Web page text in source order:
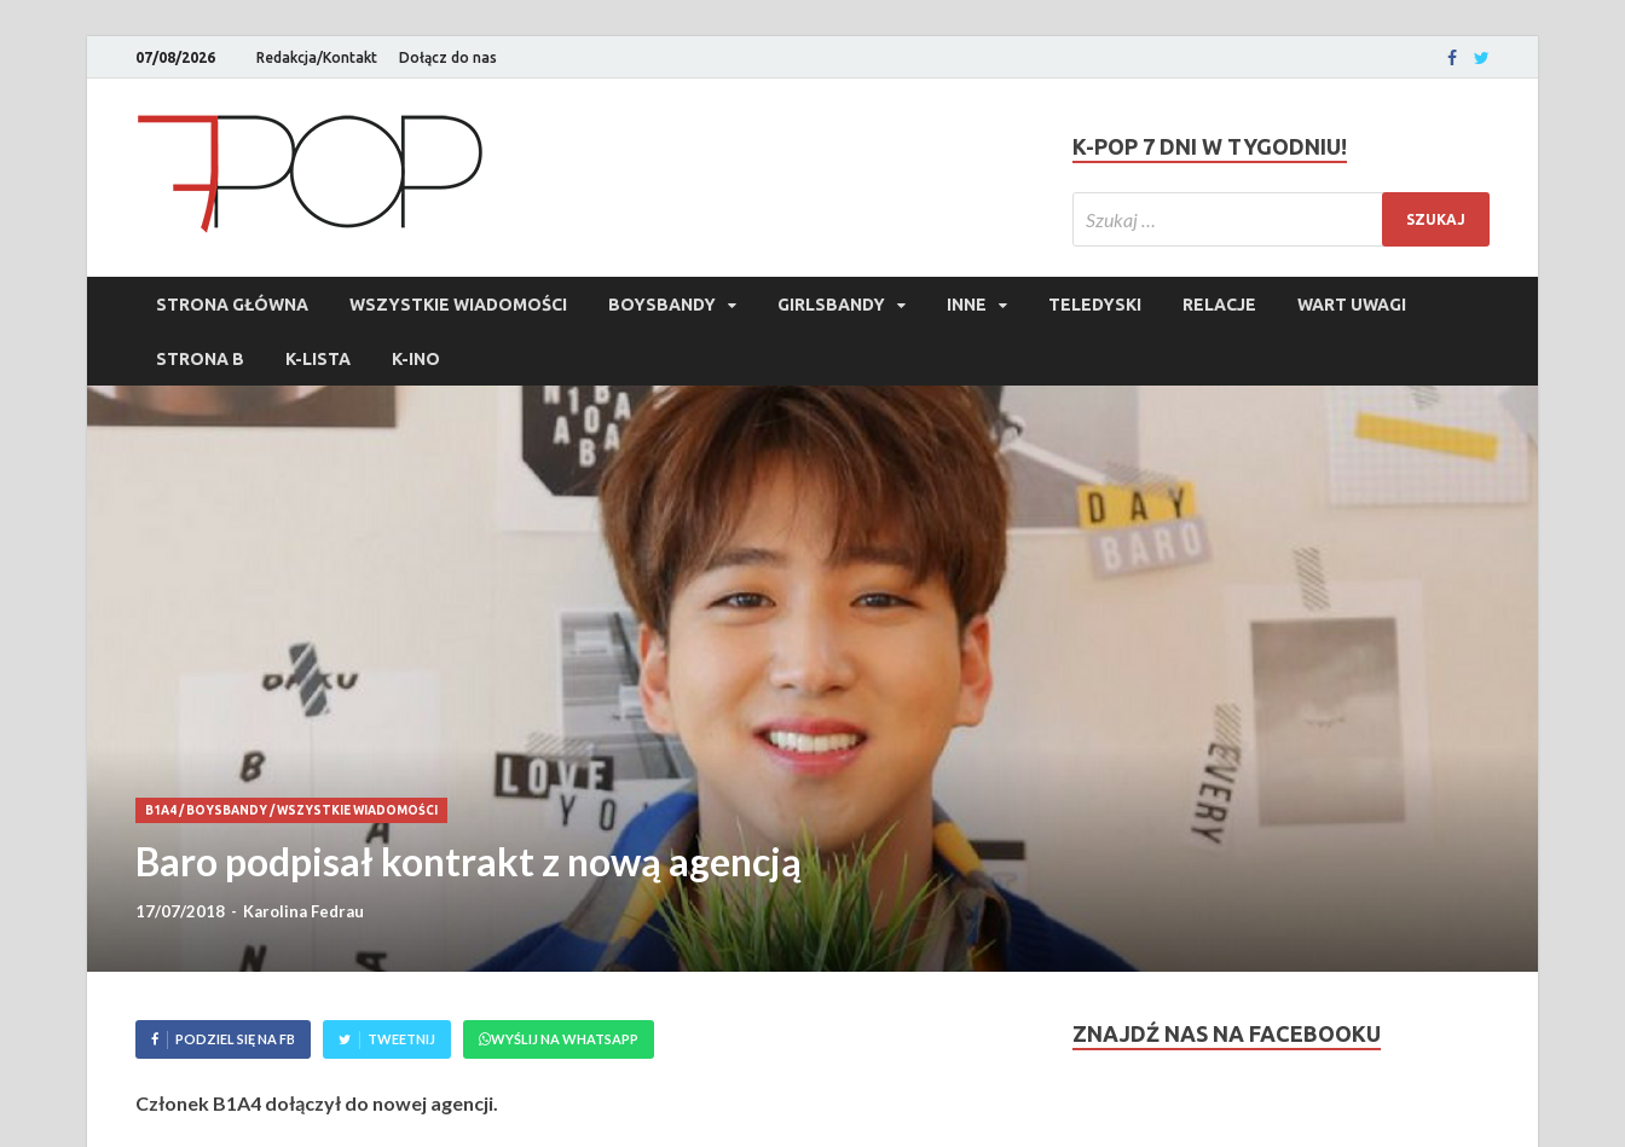
07/08/2026 Redakcja/Kontakt Dołącz do nas
K-POP 7 DNI W TYGODNIU!
STRONA GŁÓWNA WSZYSTKIE WIADOMOŚCI BOYSBANDY GIRLSBANDY INNE TELEDYSKI RELACJE WART UWAGI
STRONA B K-LISTA K-INO
B1A4/ BOYSBANDY/WSZYSTKIE WIADOMOŚCI
Baro podpisał kontrakt z nową agencją
17/07/2018 - Karolina Fedrau
PODZIEL SIĘ NA FB TWEETNIJ WYŚLIJ NA WHATSAPP
Członek B1A4 dołączył do nowej agencji.
ZNAJDŹ NAS NA FACEBOOKU